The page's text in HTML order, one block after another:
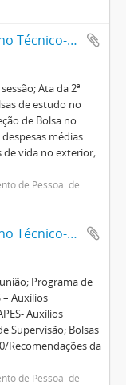
26ª Reunião do Conselho Técnico-Administrativo
Ata da 2ª
de estudo no
de Bolsa no
médias
de vida no exterior;
de Pessoal de
27ª Reunião do Conselho Técnico-Administrativo
Programa de
– Auxílios
Auxílios
Supervisão; Bolsas
Recomendações da
de Pessoal de